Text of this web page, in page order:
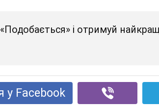
і отримуй
у Facebook